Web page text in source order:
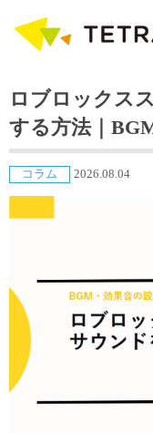
ロブロックス
する方法｜
コラム 2026.08.04